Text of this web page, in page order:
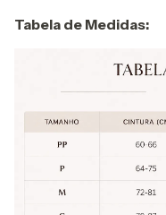
Tabela de Medidas: